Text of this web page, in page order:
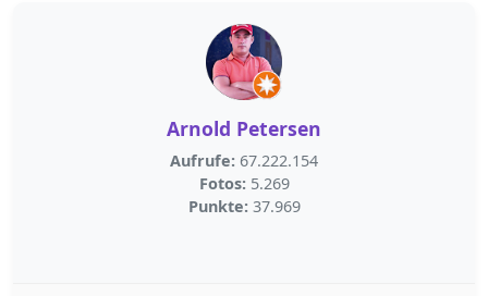
Arnold Petersen
Aufrufe: 67.222.154
Fotos: 5.269
Punkte: 37.969